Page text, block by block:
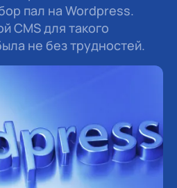
пал на Wordpress.
CMS для такого
не без трудностей.